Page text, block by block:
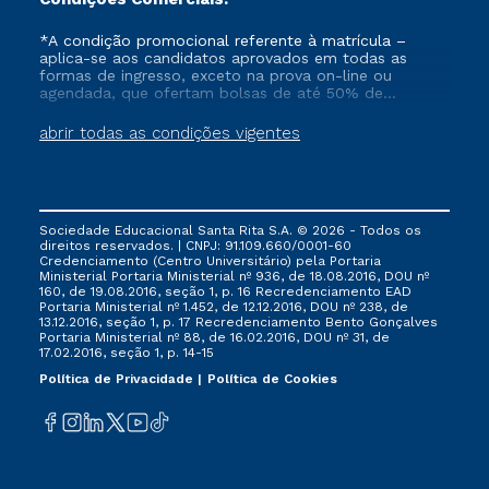
abrir todas as condições vigentes
*A condição promocional referente à matrícula –
aplica-se aos candidatos aprovados em todas as
formas de ingresso, exceto na prova on-line ou
agendada, que ofertam bolsas de até 50% de
que ainda não tenham efetivado e/ou não tenham
cancelado ou trancado sua matrícula em uma das
FIES, Prouni e outros programas governamentais, e
não se acumula com nenhuma outra campanha
ofertada pela Instituição.
Sociedade Educacional Santa Rita S.A. © 2026 - Todos os
direitos reservados. | CNPJ: 91.109.660/0001-60
Credenciamento (Centro Universitário) pela Portaria
Ministerial Portaria Ministerial nº 936, de 18.08.2016, DOU nº
160, de 19.08.2016, seção 1, p. 16 Recredenciamento EAD
Portaria Ministerial nº 1.452, de 12.12.2016, DOU nº 238, de
13.12.2016, seção 1, p. 17 Recredenciamento Bento Gonçalves
Portaria Ministerial nº 88, de 16.02.2016, DOU nº 31, de
17.02.2016, seção 1, p. 14-15
Política de Privacidade
Política de Cookies